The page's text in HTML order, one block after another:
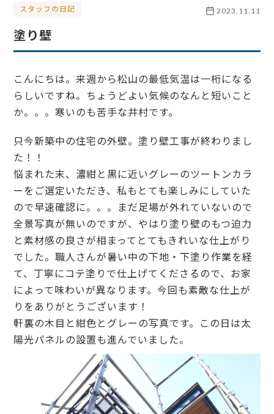
スタッフの日記 2023.11.11
塗り壁
こんにちは。来週から松山の最低気温は一桁になる
らしいですね。ちょうどよい気候のなんと短いこと
か。。。寒いのも苦手な井村です。
只今新築中の住宅の外壁。塗り壁工事が終わりまし
た！！
悩まれた末、濃紺と黒に近いグレーのツートンカラ
ーをご選定いただき、私もとても楽しみにしていた
ので早速確認に。。。まだ足場が外れていないので
全景写真が無いのですが、やはり塗り壁のもつ迫力
と素材感の良さが相まってとてもきれいな仕上がり
でした。職人さんが暑い中の下地・下塗り作業を経
て、丁寧にコテ塗りで仕上げてくださるので、お家
によって味わいが異なります。今回も素敵な仕上が
りをありがとうございます！
軒裏の木目と紺色とグレーの写真です。この日は太
陽光パネルの設置も進んでいました。